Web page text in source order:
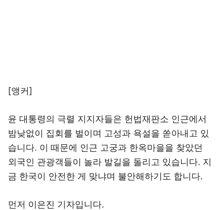
[앵커]
윤 대통령의 극렬 지지자들은 헌법재판소 인근에서
밤낮없이 집회를 벌이며 고성과 욕설을 쏟아내고 있
습니다. 이 때문에 인근 고궁과 한옥마을을 찾았던
외국인 관광객들이 놀라 발길을 돌리고 있습니다. 지
금 한국이 안전한 게 맞냐며 불안해하기도 합니다.
먼저 이은진 기자입니다.